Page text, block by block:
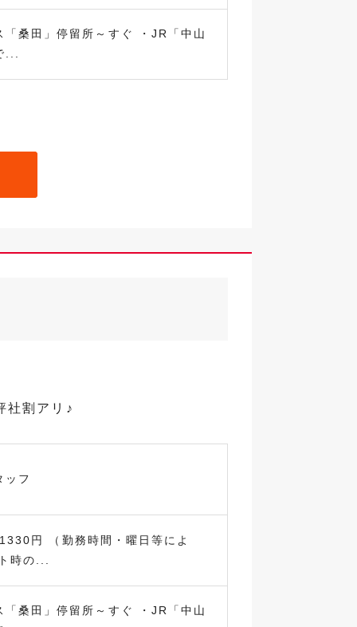
「桑田」停留所～すぐ ・JR「中山
...
社割アリ♪
ッフ
円 （勤務時間・曜日等によ
時の...
「桑田」停留所～すぐ ・JR「中山